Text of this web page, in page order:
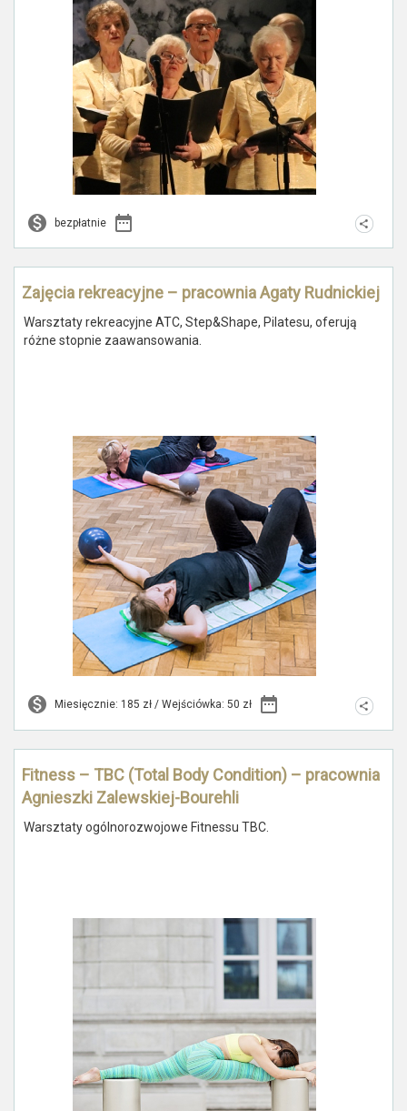
bezpłatnie
Zajęcia rekreacyjne – pracownia Agaty Rudnickiej
Warsztaty rekreacyjne ATC, Step&Shape, Pilatesu, oferują
różne stopnie zaawansowania.
Miesięcznie: 185 zł / Wejściówka: 50 zł
Fitness – TBC (Total Body Condition) – pracownia
Agnieszki Zalewskiej-Bourehli
Warsztaty ogólnorozwojowe Fitnessu TBC.